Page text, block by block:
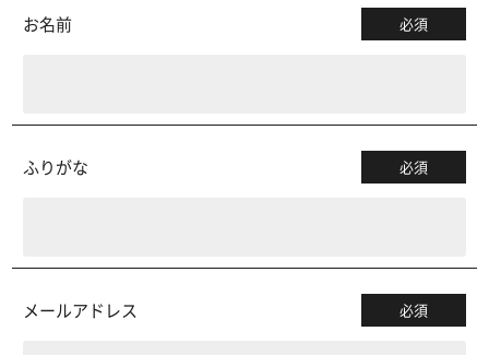
お名前 必須
ふりがな 必須
メールアドレス 必須